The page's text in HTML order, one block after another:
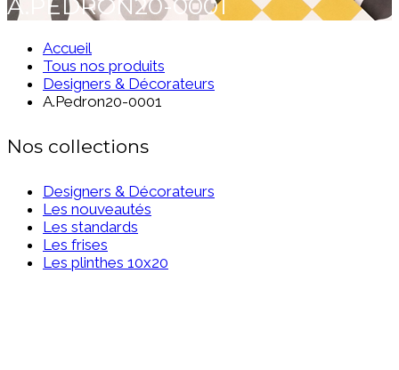
A.PEDRON20-0001
Accueil
Tous nos produits
Designers & Décorateurs
A.Pedron20-0001
Nos collections
Designers & Décorateurs
Les nouveautés
Les standards
Les frises
Les plinthes 10x20